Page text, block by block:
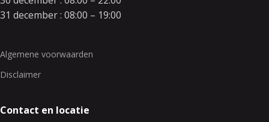
31 december : 08:00 – 19:00
Algemene voorwaarden
Disclaimer
Contact en locatie